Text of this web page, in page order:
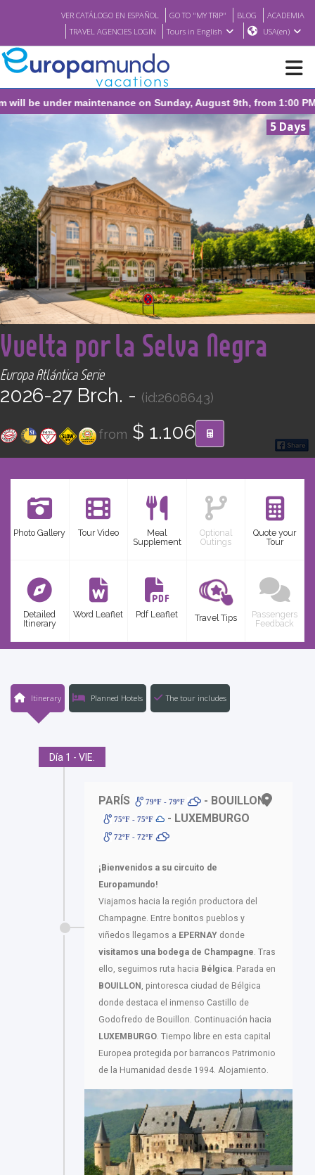
VER CATÁLOGO EN ESPAÑOL GO TO "MY TRIP" BLOG
ACADEMIA
TRAVEL AGENCIES LOGIN
Tours in English USA(en)
NEW
BROCHURE PDF
WHERE TO BUY
FEATURED
ABOUT US
CONTACT
maintenance on Sunday, August 9th, from 1:00 PM to 3:30
5 Days
<
Vuelta por la Selva Negra
Europa Atlántica Serie
2026-27 Brch. - (id:2608643)
from $ 1.106
Photo Gallery Tour Video
Meal
Supplement
Optional
Outings
Quote your
Tour
Detailed
Itinerary
Word Leaflet Pdf Leaflet Travel Tips
Passengers
Feedback
Itinerary Planned Hotels The tour includes
Día 1 - VIE.
PARÍS 79ºF - 79ºF - BOUILLON
75ºF - 75ºF - LUXEMBURGO
72ºF - 72ºF
¡Bienvenidos a su circuito de
Europamundo!
Viajamos hacia la región productora del
Champagne. Entre bonitos pueblos y
viñedos llegamos a EPERNAY donde
visitamos una bodega de Champagne . Tras
ello, seguimos ruta hacia Bélgica . Parada en
BOUILLON , pintoresca ciudad de Bélgica
donde destaca el inmenso Castillo de
Godofredo de Bouillon. Continuación hacia
LUXEMBURGO . Tiempo libre en esta capital
Europea protegida por barrancos Patrimonio
de la Humanidad desde 1994. Alojamiento.